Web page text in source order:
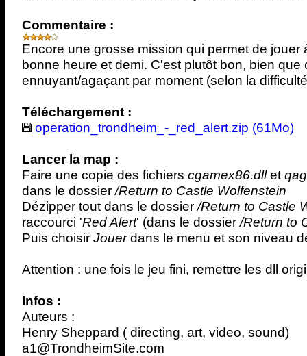
Commentaire :
Encore une grosse mission qui permet de jouer
bonne heure et demi. C'est plutôt bon, bien que
ennuyant/agaçant par moment (selon la
Téléchargement :
operation_trondheim_-_red_alert.zip (61Mo)
Lancer la map :
Faire une copie des fichiers cgamex86.dllet
dans le dossier/Return to Castle Wolfenstein
Dézipper tout dans le dossier/Return to Castle
raccourci 'Red Alert' (dans le dossier/Return to
Puis choisir Jouerdans le menu et son niveau
Attention : une fois le jeu fini, remettre les dll
Infos :
Auteurs :
Henry Sheppard ( directing, art, video, sound)
a1@TrondheimSite.com